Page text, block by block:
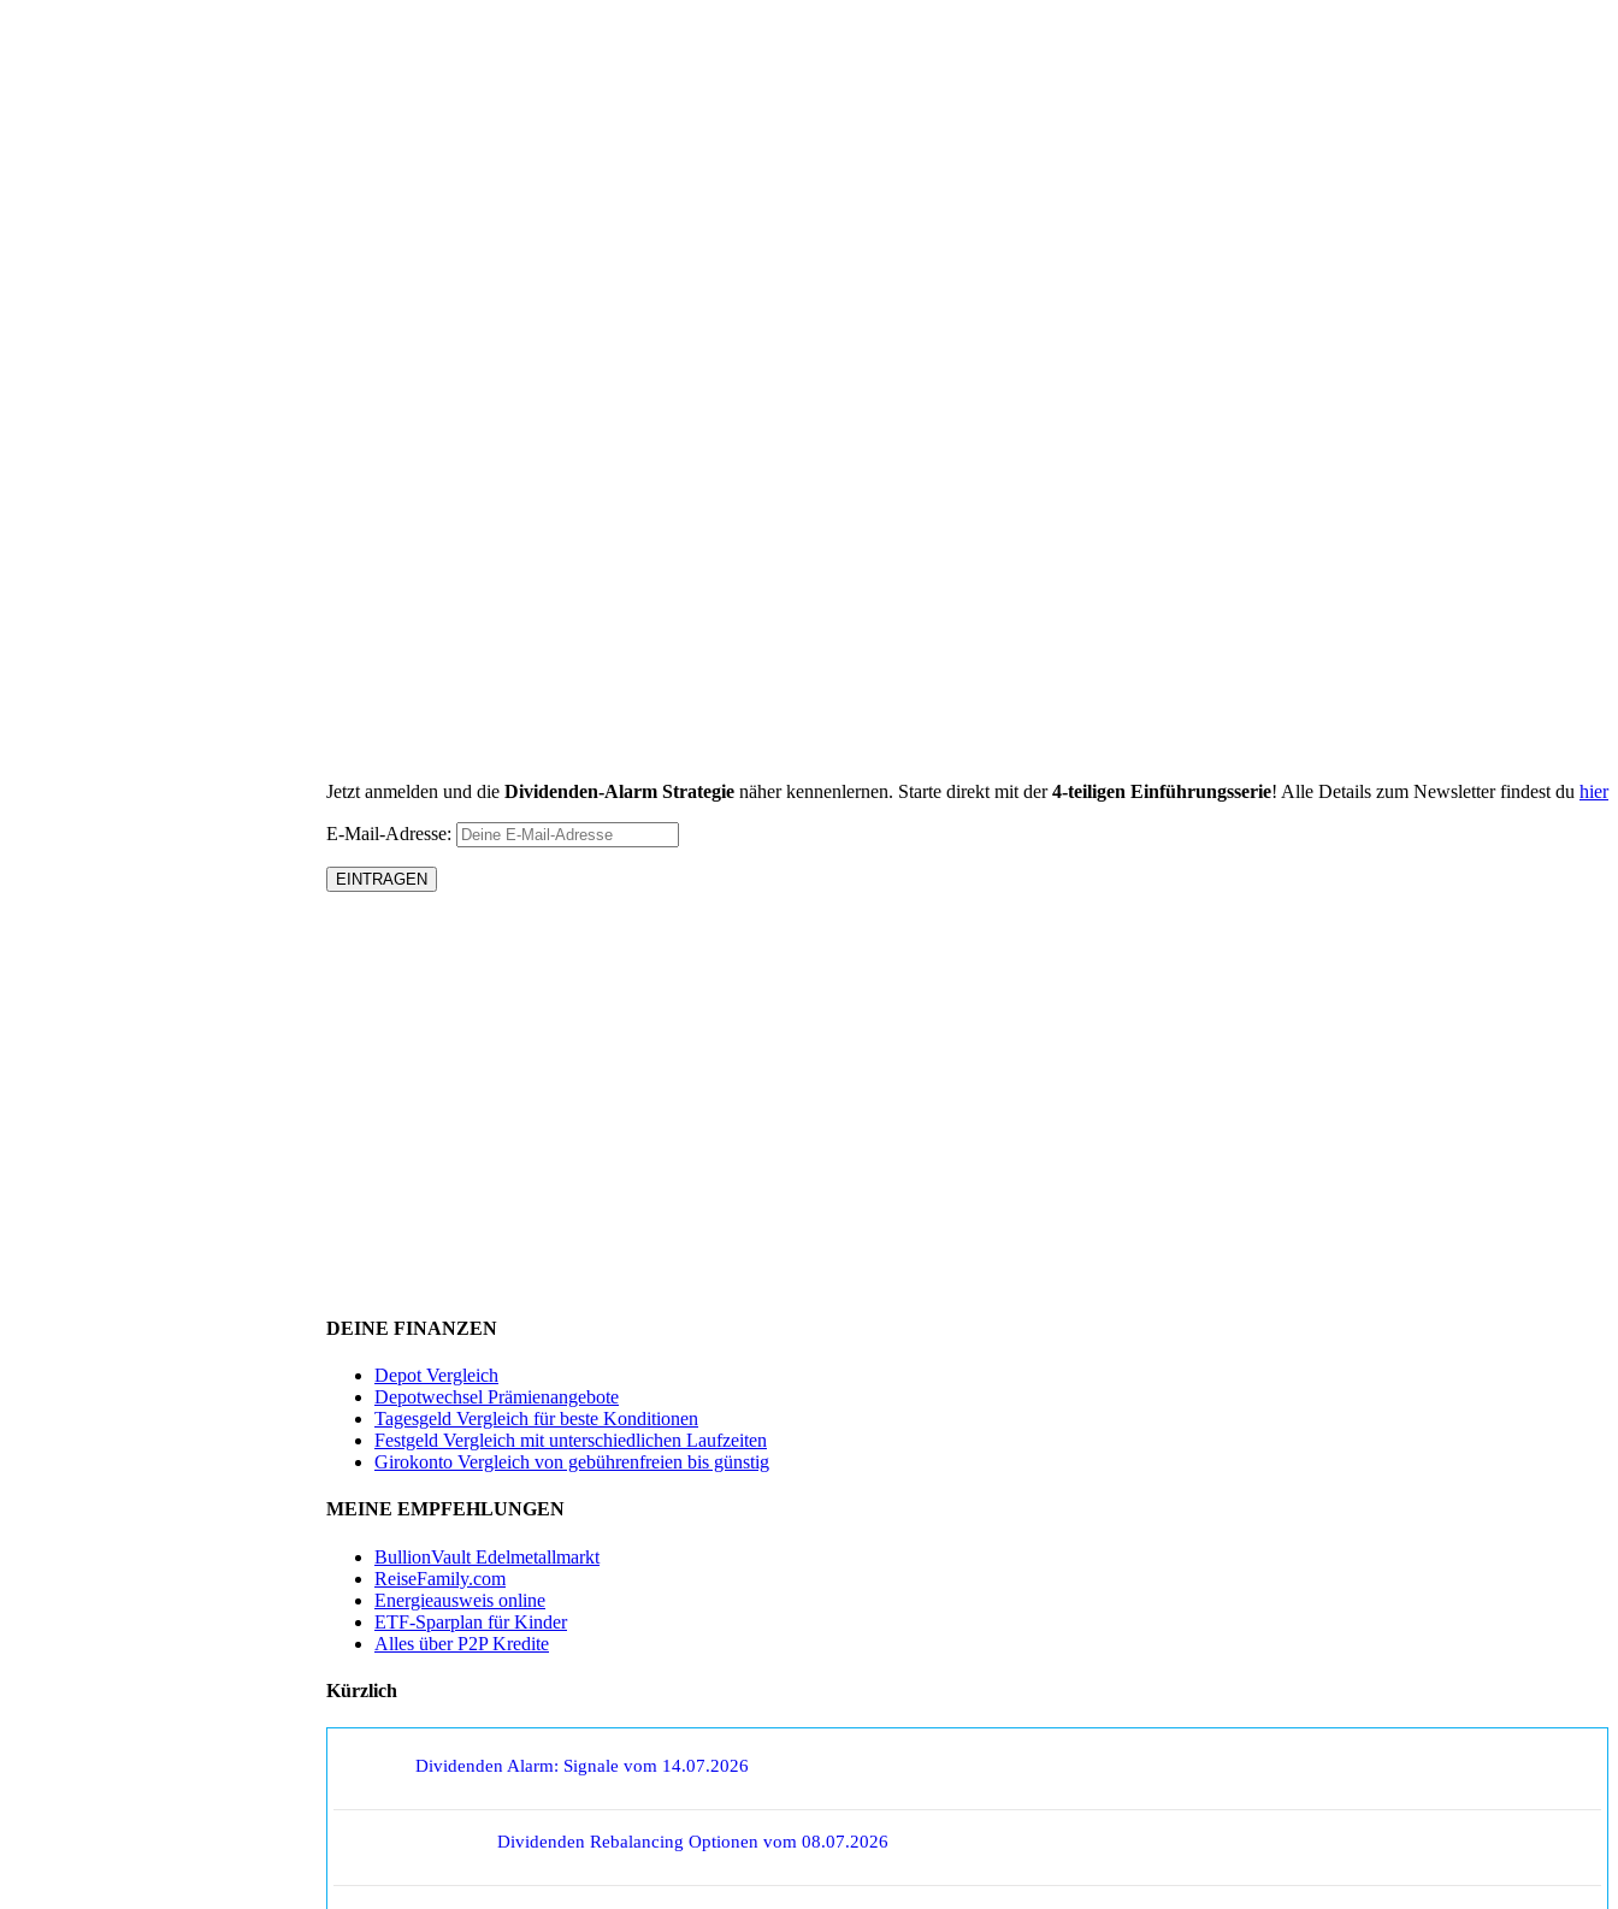
Jetzt anmelden und die Dividenden-Alarm Strategie näher kennenlernen. Starte direkt mit der4-teiligen Einführungsserie! Alle Details zum Newsletter findest du hier
E-Mail-Adresse:
DEINE FINANZEN
Depot Vergleich
Depotwechsel Prämienangebote
Tagesgeld Vergleich für beste Konditionen
Festgeld Vergleich mit unterschiedlichen Laufzeiten
Girokonto Vergleich von gebührenfreien bis günstig
MEINE EMPFEHLUNGEN
BullionVault Edelmetallmarkt
ReiseFamily.com
Energieausweis online
ETF-Sparplan für Kinder
Alles über P2P Kredite
Kürzlich
Dividenden Alarm: Signale vom 14.07.2026
Dividenden Rebalancing Optionen vom 08.07.2026